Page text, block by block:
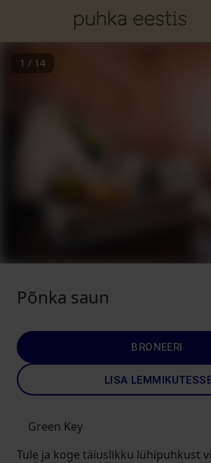
1 / 14
Põnka saun
BRONEERI
LISA
Green Key
Tule ja koge täiuslikku lühipuhkust